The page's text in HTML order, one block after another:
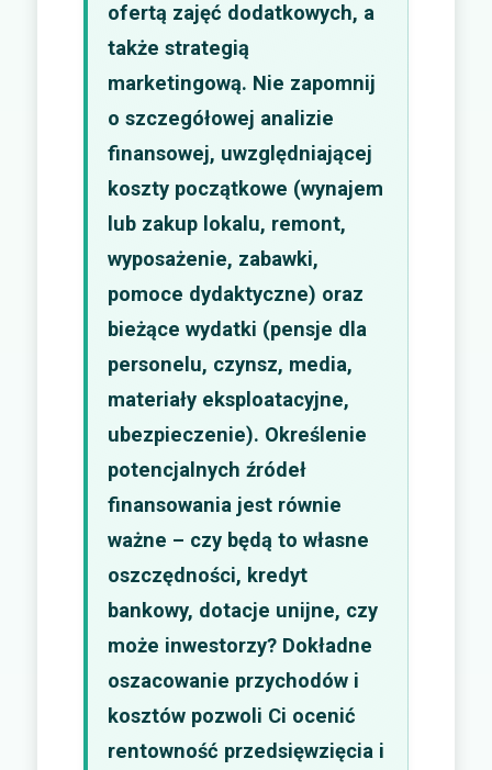
ofertą zajęć dodatkowych, a
także strategią
marketingową. Nie zapomnij
o szczegółowej analizie
finansowej, uwzględniającej
koszty początkowe (wynajem
lub zakup lokalu, remont,
wyposażenie, zabawki,
pomoce dydaktyczne) oraz
bieżące wydatki (pensje dla
personelu, czynsz, media,
materiały eksploatacyjne,
ubezpieczenie). Określenie
potencjalnych źródeł
finansowania jest równie
ważne – czy będą to własne
oszczędności, kredyt
bankowy, dotacje unijne, czy
może inwestorzy? Dokładne
oszacowanie przychodów i
kosztów pozwoli Ci ocenić
rentowność przedsięwzięcia i